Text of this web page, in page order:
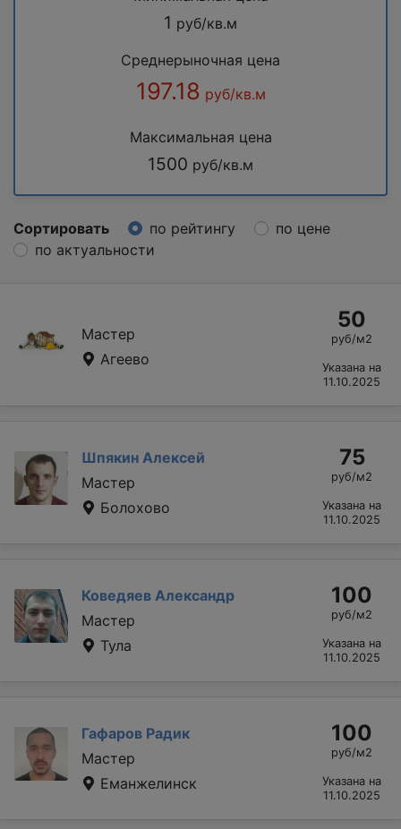
1 руб/кв.м
Среднерыночная цена
197.18 руб/кв.м
Максимальная цена
1500 руб/кв.м
Сортировать по рейтингу
по цене
по актуальности
Мастер
Агеево
50
руб/м2
Указана на
11.10.2025
Шпякин Алексей
Мастер
Болохово
75
руб/м2
Указана на
11.10.2025
Коведяев Александр
Мастер
Тула
100
руб/м2
Указана на
11.10.2025
Гафаров Радик
Мастер
Еманжелинск
100
руб/м2
Указана на
11.10.2025